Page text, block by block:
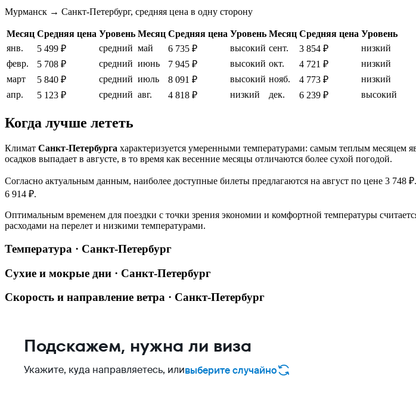
Мурманск → Санкт-Петербург, средняя цена в одну сторону
Месяц Средняя цена Уровень Месяц Средняя цена Уровень Месяц Средняя цена Уровень
янв.
5 499 ₽ средний май 6 735 ₽ высокий сент. 3 854 ₽
низкий
февр.
5 708 ₽ средний июнь 7 945 ₽ высокий окт. 4 721 ₽
низкий
март
5 840 ₽ средний июль 8 091 ₽ высокий нояб. 4 773 ₽
низкий
апр.
5 123 ₽ средний авг. 4 818 ₽ низкий дек. 6 239 ₽ высокий
Когда лучше лететь
Климат Санкт-Петербурга характеризуется умеренными температурами: самым теплым месяцем
осадков выпадает в августе, в то время как весенние месяцы отличаются более сухой погодой.
Согласно актуальным данным, наиболее доступные билеты предлагаются на август по цене 3
6 914 ₽.
Оптимальным временем для поездки с точки зрения экономии и комфортной температуры
расходами на перелет и низкими температурами.
Температура · Санкт-Петербург
Сухие и мокрые дни · Санкт-Петербург
Скорость и направление ветра · Санкт-Петербург
Подскажем, нужна ли виза
Укажите, куда направляетесь, иливыберите случайно